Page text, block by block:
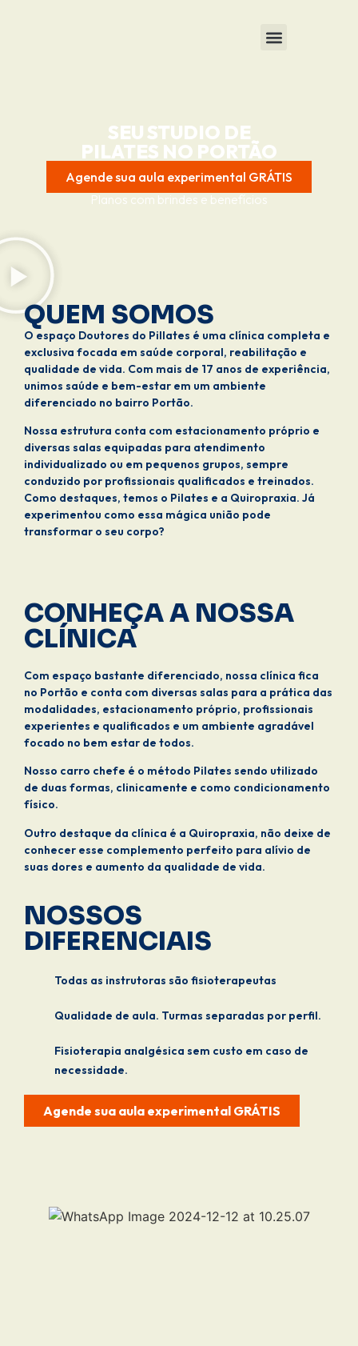
SEU STUDIO DE
PILATES NO PORTÃO
Agende sua aula experimental GRÁTIS
Planos com brindes e benefícios
QUEM SOMOS
O espaço Doutores do Pillates é uma clínica completa e
exclusiva focada em saúde corporal, reabilitação e
qualidade de vida. Com mais de 17 anos de experiência,
unimos saúde e bem-estar em um ambiente
diferenciado no bairro Portão.
Nossa estrutura conta com estacionamento próprio e
diversas salas equipadas para atendimento
individualizado ou em pequenos grupos, sempre
conduzido por profissionais qualificados e treinados.
Como destaques, temos o Pilates e a Quiropraxia. Já
experimentou como essa mágica união pode
transformar o seu corpo?
CONHEÇA A NOSSA
CLÍNICA
Com espaço bastante diferenciado, nossa clínica fica
no Portão e conta com diversas salas para a prática das
modalidades, estacionamento próprio, profissionais
experientes e qualificados e um ambiente agradável
focado no bem estar de todos.
Nosso carro chefe é o método Pilates sendo utilizado
de duas formas, clinicamente e como condicionamento
físico.
Outro destaque da clínica é a Quiropraxia, não deixe de
conhecer esse complemento perfeito para alívio de
suas dores e aumento da qualidade de vida.
NOSSOS
DIFERENCIAIS
Todas as instrutoras são fisioterapeutas
Qualidade de aula. Turmas separadas por perfil.
Fisioterapia analgésica sem custo em caso de
necessidade.
Agende sua aula experimental GRÁTIS